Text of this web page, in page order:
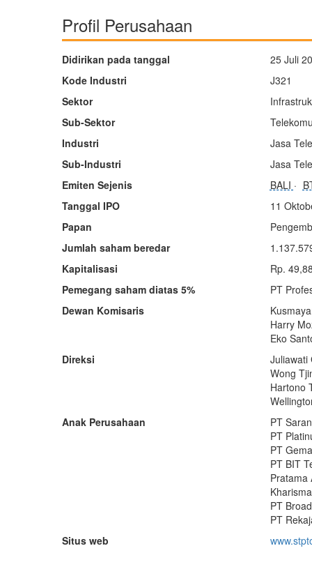
Profil Perusahaan
Didirikan pada tanggal
25 Juli
Kode Industri
J321
Sektor
Sub-Sektor
Industri
Jasa
Sub-Industri
Jasa
Emiten Sejenis
BALI
Tanggal IPO
11
Papan
Jumlah saham beredar
Kapitalisasi
Rp.
Pemegang saham diatas 5%
PT
Dewan Komisaris
Harry
Eko
Direksi
Juliawati
Wong
Hartono
Anak Perusahaan
PT
PT
PT
PT BIT
Pratama
PT
PT
Situs web